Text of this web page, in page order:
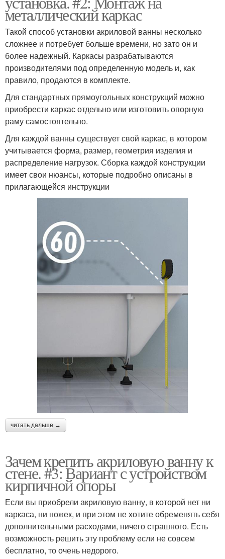
металлический каркас
Такой способ установки акриловой ванны несколько
сложнее и потребует больше времени, но зато он и
более надежный. Каркасы разрабатываются
производителями под определенную модель и, как
правило, продаются в комплекте.
Для стандартных прямоугольных конструкций можно
приобрести каркас отдельно или изготовить опорную
раму самостоятельно.
Для каждой ванны существует свой каркас, в котором
учитывается форма, размер, геометрия изделия и
распределение нагрузок. Сборка каждой конструкции
имеет свои нюансы, которые подробно описаны в
прилагающейся инструкции
читать дальше →
Зачем крепить акриловую ванну к
стене. #3: Вариант с устройством
кирпичной опоры
Если вы приобрели акриловую ванну, в которой нет ни
каркаса, ни ножек, и при этом не хотите обременять себя
дополнительными расходами, ничего страшного. Есть
возможность решить эту проблему если не совсем
бесплатно, то очень недорого.